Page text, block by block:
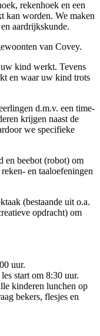
rekenhoek en een
kan worden. We maken
aardrijkskunde.
van Covey.
kind werkt. Tevens
en waar uw kind trots
d.m.v. een time-
krijgen naast de
we specifieke
en beebot (robot) om
en taaloefeningen
(bestaande uit o.a.
opdracht) om
uur.
start om 8:30 uur.
kinderen lunchen op
bekers, flesjes en